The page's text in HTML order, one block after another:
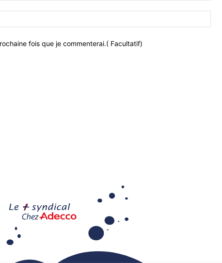
fois que je commenterai.( Facultatif)